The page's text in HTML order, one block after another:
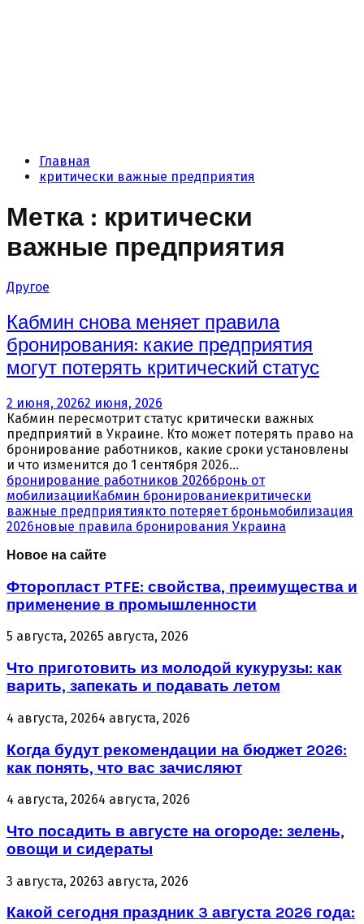
Главная
критически важные предприятия
Метка : критически
важные предприятия
Другое
Кабмин снова меняет правила
бронирования: какие предприятия
могут потерять критический статус
2 июня, 20262 июня, 2026
Кабмин пересмотрит статус критически важных
предприятий в Украине. Кто может потерять право на
бронирование работников, какие сроки установлены
и что изменится до 1 сентября 2026...
бронирование работников 2026бронь от
мобилизацииКабмин бронированиекритически
важные предприятия кто потеряет броньмобилизация
2026новые правила бронирования Украина
Новое на сайте
Фторопласт PTFE: свойства, преимущества и
применение в промышленности
5 августа, 20265 августа, 2026
Что приготовить из молодой кукурузы: как
варить, запекать и подавать летом
4 августа, 20264 августа, 2026
Когда будут рекомендации на бюджет 2026:
как понять, что вас зачисляют
4 августа, 20264 августа, 2026
Что посадить в августе на огороде: зелень,
овощи и сидераты
3 августа, 20263 августа, 2026
Какой сегодня праздник 3 августа 2026 года: